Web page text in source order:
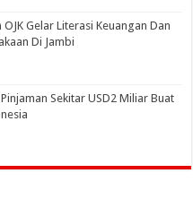
Gelar Literasi Keuangan Dan
Di Jambi
Sekitar USD2 Miliar Buat